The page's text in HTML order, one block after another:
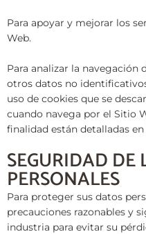
Para apoyar y mejorar los
Web.
Para analizar la navegación
otros datos no
uso de cookies que se
cuando navega por el Sitio
finalidad están detalladas
SEGURIDAD DE
PERSONALES
Para proteger sus datos
precauciones razonables y
industria para evitar su